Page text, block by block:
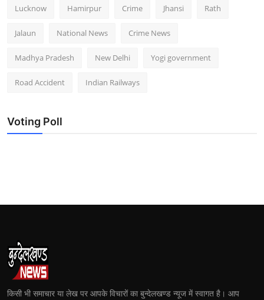
Lucknow Hamirpur Crime Jhansi Rath
Jalaun National News Crime News
Madhya Pradesh New Delhi Yogi government
Road Accident Indian Railways
Voting Poll
किसी भी समाचार या लेख पर आपके विचारों का बुन्देलखण्ड न्यूज में स्वागत है। आप